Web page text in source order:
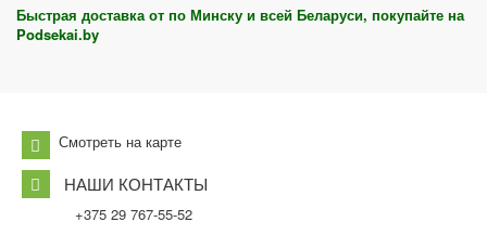
Быстрая доставка от по Минску и всей Беларуси, покупайте на
Podsekai.by
Смотреть на карте
НАШИ КОНТАКТЫ
+375 29 767-55-52